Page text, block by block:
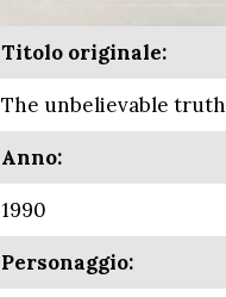
Titolo originale:
The unbelievable truth
Anno:
1990
Personaggio: